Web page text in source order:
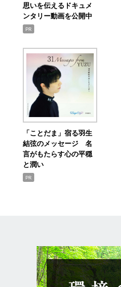
思いを伝えるドキュメ
ンタリー動画を公開中
PR
「ことだま」宿る羽生
結弦のメッセージ 名
言がもたらす心の平穏
と潤い
PR